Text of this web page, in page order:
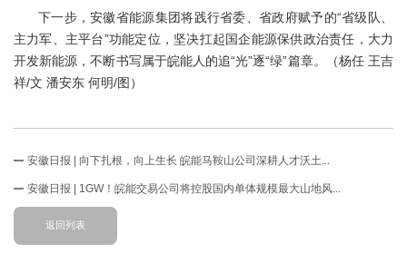
下一步，安徽省能源集团将践行省委、省政府赋予的“省级队、
主力军、主平台”功能定位，坚决扛起国企能源保供政治责任，大力
开发新能源，不断书写属于皖能人的追“光”逐“绿”篇章。（杨任 王吉
祥/文 潘安东 何明/图）
安徽日报 | 向下扎根，向上生长 皖能马鞍山公司深耕人才沃土...
安徽日报 | 1GW！皖能交易公司将控股国内单体规模最大山地风...
返回列表